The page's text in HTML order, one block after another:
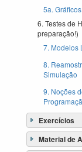
5a.
6. Testes de
preparação!)
7. Modelos
8.
Simulação
9. Noções
Exercícios
Material de